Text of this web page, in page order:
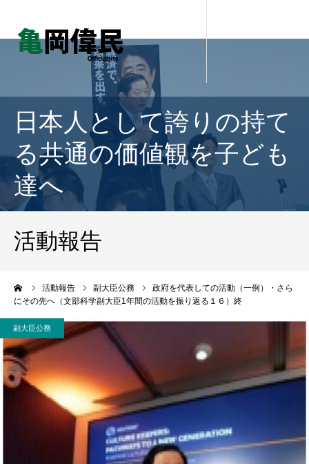
日本人として誇りの持て
る共通の価値観を子ども
達へ
活動報告
活動報告 副大臣公務
政府を代表しての活動（一例）・さら
にその先へ（文部科学副大臣1年間の活動を振り返る１６）終
副大臣公務